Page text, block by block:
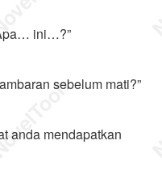
ini…?”
sebelum mati?”
anda mendapatkan